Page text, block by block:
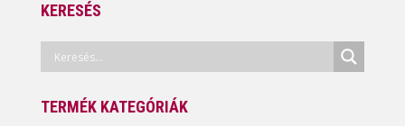
KERESÉS
TERMÉK KATEGÓRIÁK